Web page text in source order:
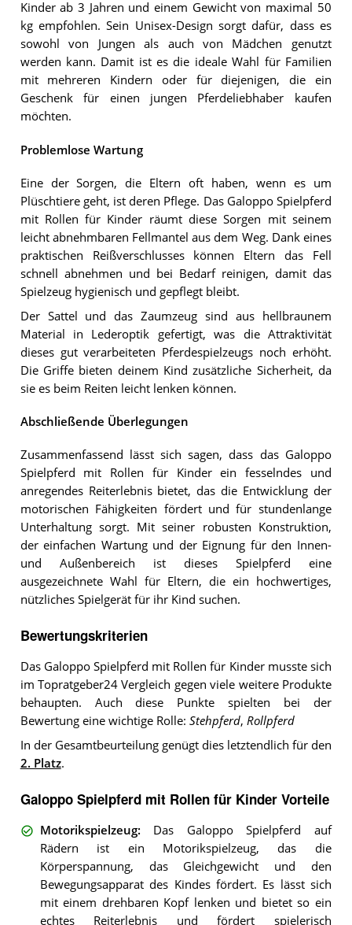
Kinder ab 3 Jahren und einem Gewicht von maximal 50
kg empfohlen. Sein Unisex-Design sorgt dafür, dass es
sowohl von Jungen als auch von Mädchen genutzt
werden kann. Damit ist es die ideale Wahl für Familien
mit mehreren Kindern oder für diejenigen, die ein
Geschenk für einen jungen Pferdeliebhaber kaufen
möchten.
Problemlose Wartung
Eine der Sorgen, die Eltern oft haben, wenn es um
Plüschtiere geht, ist deren Pflege. Das Galoppo Spielpferd
mit Rollen für Kinder räumt diese Sorgen mit seinem
leicht abnehmbaren Fellmantel aus dem Weg. Dank eines
praktischen Reißverschlusses können Eltern das Fell
schnell abnehmen und bei Bedarf reinigen, damit das
Spielzeug hygienisch und gepflegt bleibt.
Der Sattel und das Zaumzeug sind aus hellbraunem
Material in Lederoptik gefertigt, was die Attraktivität
dieses gut verarbeiteten Pferdespielzeugs noch erhöht.
Die Griffe bieten deinem Kind zusätzliche Sicherheit, da
sie es beim Reiten leicht lenken können.
Abschließende Überlegungen
Zusammenfassend lässt sich sagen, dass das Galoppo
Spielpferd mit Rollen für Kinder ein fesselndes und
anregendes Reiterlebnis bietet, das die Entwicklung der
motorischen Fähigkeiten fördert und für stundenlange
Unterhaltung sorgt. Mit seiner robusten Konstruktion,
der einfachen Wartung und der Eignung für den Innen-
und Außenbereich ist dieses Spielpferd eine
ausgezeichnete Wahl für Eltern, die ein hochwertiges,
nützliches Spielgerät für ihr Kind suchen.
Bewertungskriterien
Das Galoppo Spielpferd mit Rollen für Kinder musste sich
im Topratgeber24 Vergleich gegen viele weitere Produkte
behaupten. Auch diese Punkte spielten bei der
Bewertung eine wichtige Rolle: Stehpferd, Rollpferd
In der Gesamtbeurteilung genügt dies letztendlich für den
2. Platz.
Galoppo Spielpferd mit Rollen für Kinder Vorteile
Motorikspielzeug: Das Galoppo Spielpferd auf
Rädern ist ein Motorikspielzeug, das die
Körperspannung, das Gleichgewicht und den
Bewegungsapparat des Kindes fördert. Es lässt sich
mit einem drehbaren Kopf lenken und bietet so ein
echtes Reiterlebnis und fördert spielerisch